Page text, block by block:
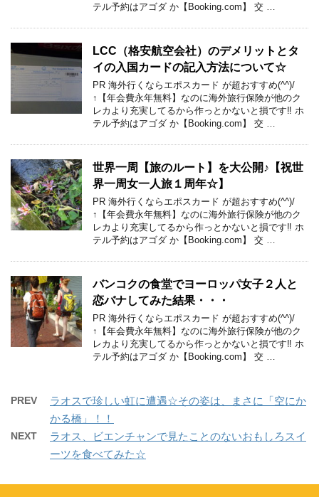
テル予約はアゴダ か【Booking.com】 交 …
LCC（格安航空会社）のデメリットとタ
イの入国カードの記入方法について☆
PR 海外行くならエポスカード が超おすすめ(^^)/
↑【年会費永年無料】なのに海外旅行保険が他のク
レカより充実してるから作っとかないと損です‼ ホ
テル予約はアゴダ か【Booking.com】 交 …
世界一周【旅のルート】を大公開♪【祝世
界一周女一人旅１周年☆】
PR 海外行くならエポスカード が超おすすめ(^^)/
↑【年会費永年無料】なのに海外旅行保険が他のク
レカより充実してるから作っとかないと損です‼ ホ
テル予約はアゴダ か【Booking.com】 交 …
バンコクの食堂でヨーロッパ女子２人と
恋バナしてみた結果・・・
PR 海外行くならエポスカード が超おすすめ(^^)/
↑【年会費永年無料】なのに海外旅行保険が他のク
レカより充実してるから作っとかないと損です‼ ホ
テル予約はアゴダ か【Booking.com】 交 …
PREV
ラオスで珍しい虹に遭遇☆その姿は、まさに「空にか
かる橋」！！
NEXT
ラオス、ビエンチャンで見たことのないおもしろスイ
ーツを食べてみた☆